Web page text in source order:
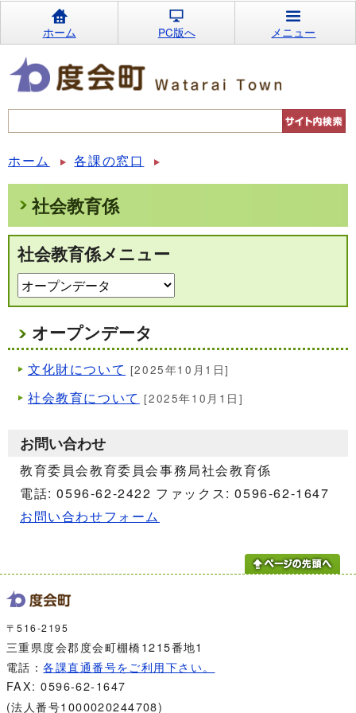
ホーム PC版へ メニュー
ホーム 各課の窓口
社会教育係
社会教育係メニュー
オープンデータ
文化財について [2025年10月1日]
社会教育について [2025年10月1日]
お問い合わせ
教育委員会教育委員会事務局社会教育係
電話: 0596-62-2422 ファックス: 0596-62-1647
お問い合わせフォーム
〒516-2195
三重県度会郡度会町棚橋1215番地1
電話：各課直通番号をご利用下さい。
FAX: 0596-62-1647
(法人番号1000020244708)